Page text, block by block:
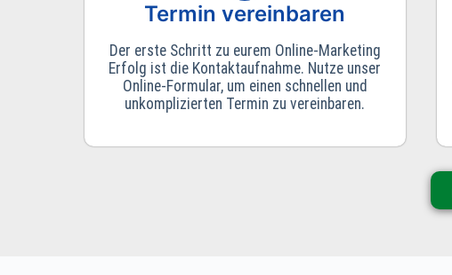
Termin vereinbaren
Der erste Schritt zu eurem Online-Marketing
Erfolg ist die Kontaktaufnahme. Nutze unser
Online-Formular, um einen schnellen und
unkomplizierten Termin zu vereinbaren.